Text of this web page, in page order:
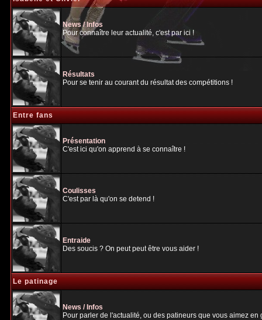
News / Infos
Pour connaître leur actualité, c'est par ici !
Résultats
Pour se tenir au courant du résultat des compétitions !
Entre fans
Présentation
C'est ici qu'on apprend à se connaître !
Coulisses
C'est par là qu'on se detend !
Entraide
Des soucis ? On peut peut être vous aider !
Le patinage
News / Infos
Pour parler de l'actualité, ou des patineurs que vous aimez